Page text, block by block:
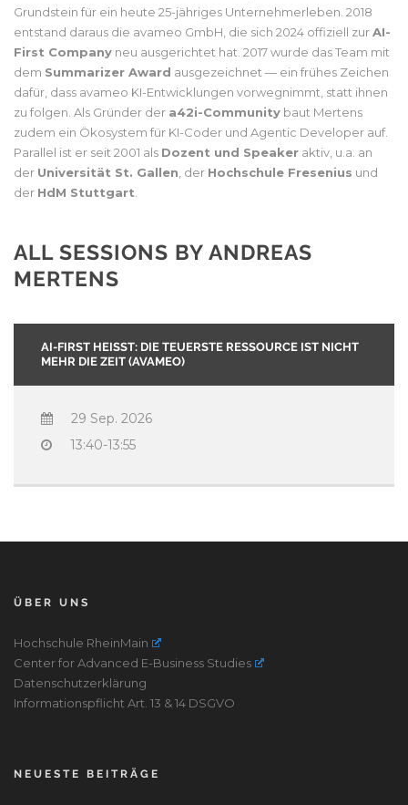
Grundstein für ein heute 25-jähriges Unternehmerleben. 2018
entstand daraus die avameo GmbH, die sich 2024 offiziell zurAI-
First Company neu ausgerichtet hat. 2017 wurde das Team mit
dem Summarizer Award ausgezeichnet — ein frühes Zeichen
dafür, dass avameo KI-Entwicklungen vorwegnimmt, statt ihnen
zu folgen. Als Gründer der a42i-Community baut Mertens
zudem ein Ökosystem für KI-Coder und Agentic Developer auf.
Parallel ist er seit 2001 als Dozent und Speaker aktiv, u.a. an
der Universität St. Gallen , der Hochschule Fresenius und
der HdM Stuttgart
ALL SESSIONS BY ANDREAS
MERTENS
AI-FIRST HEISST: DIE TEUERSTE RESSOURCE IST NICHT M
EHR DIE ZEIT (AVAMEO)
29 Sep. 2026
13:40-13:55
ÜBER UNS
Hochschule RheinMain
Center for Advanced E-Business Studies
Datenschutzerklärung
Informationspflicht Art. 13 & 14 DSGVO
NEUESTE BEITRÄGE